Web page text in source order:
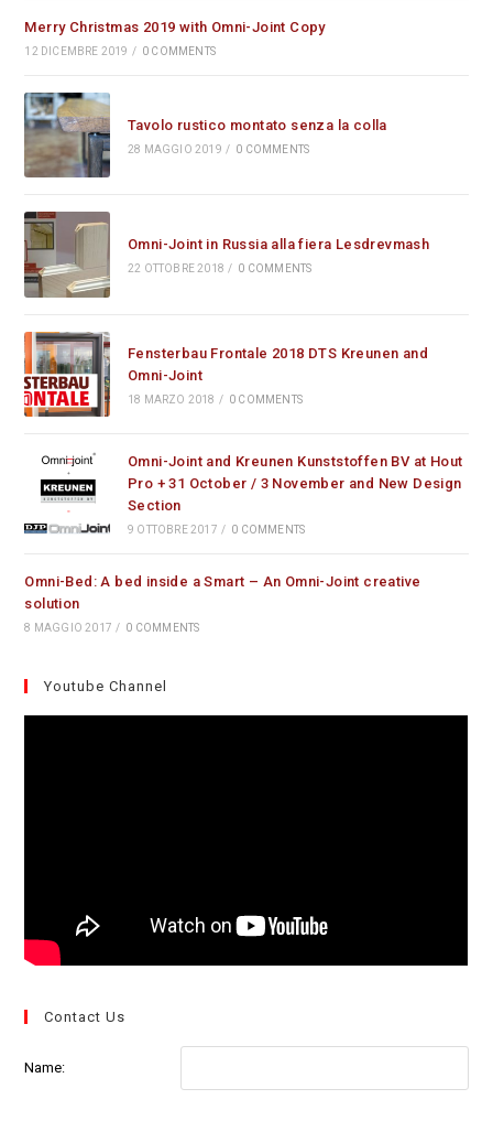
Merry Christmas 2019 with Omni-Joint Copy
12 DICEMBRE 2019 / 0 COMMENTS
Tavolo rustico montato senza la colla
28 MAGGIO 2019 / 0 COMMENTS
Omni-Joint in Russia alla fiera Lesdrevmash
22 OTTOBRE 2018 / 0 COMMENTS
Fensterbau Frontale 2018 DTS Kreunen and
Omni-Joint
18 MARZO 2018 / 0 COMMENTS
Omni-Joint and Kreunen Kunststoffen BV at Hout
Pro + 31 October / 3 November and New Design
Section
9 OTTOBRE 2017 / 0 COMMENTS
Omni-Bed: A bed inside a Smart – An Omni-Joint creative
solution
8 MAGGIO 2017 / 0 COMMENTS
Youtube Channel
Contact Us
Name: